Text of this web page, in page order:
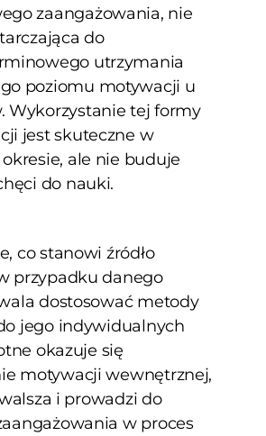
zaangażowania, nie
do
utrzymania
poziomu motywacji u
Wykorzystanie tej formy
jest skuteczne w
ale nie buduje
do nauki.
co stanowi źródło
przypadku danego
dostosować metody
jego indywidualnych
okazuje się
motywacji wewnętrznej,
i prowadzi do
w proces